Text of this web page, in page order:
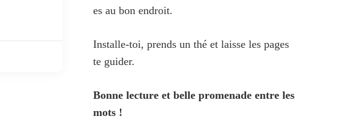
es au bon endroit.
Installe-toi, prends un thé et laisse les pages
te guider.
Bonne lecture et belle promenade entre les
mots !